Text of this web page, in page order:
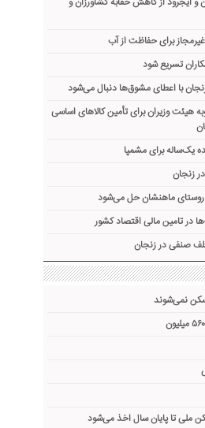
و ایجرود از کاهش حقابه کشاورزان و
برای حفاظت از آب
تسریع شود
با اعطای مشوق‌ها دنبال می‌شود
هیئت وزیران برای تأمین کالاهای اساسی
یک‌ساله برای مشمپا
ملی تا پایان سال اخذ می‌شود